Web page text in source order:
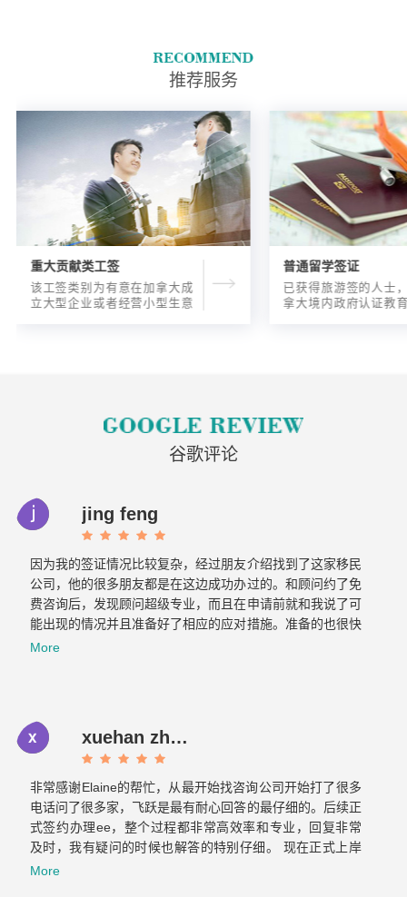
推荐服务
重大贡献类工签
该工签类别为有意在加拿大成
立大型企业或者经营小型生意
普通留学签证
已获得旅游签的人士
拿大境内政府认证教
谷歌评论
jing feng
因为我的签证情况比较复杂，经过朋友介绍找到了这家移民
公司，他的很多朋友都是在这边成功办过的。和顾问约了免
费咨询后，发现顾问超级专业，而且在申请前就和我说了可
能出现的情况并且准备好了相应的应对措施。准备的也很快
文件不到一周就交上去了。没想到不到一个月，签证就顺利
More
xuehan zhou
非常感谢Elaine的帮忙，从最开始找咨询公司开始打了很多
电话问了很多家，飞跃是最有耐心回答的最仔细的。后续正
式签约办理ee，整个过程都非常高效率和专业，回复非常
及时，我有疑问的时候也解答的特别仔细。 现在正式上岸
啦，非常感谢你们整个团队的帮助～有朋友的需要的话我也
More